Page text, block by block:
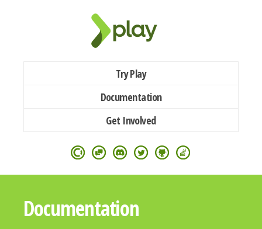
Try Play
Documentation
Get Involved
Documentation